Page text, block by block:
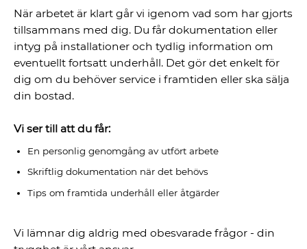
När arbetet är klart går vi igenom vad som har gjorts
tillsammans med dig. Du får dokumentation eller
intyg på installationer och tydlig information om
eventuellt fortsatt underhåll. Det gör det enkelt för
dig om du behöver service i framtiden eller ska sälja
din bostad.
Vi ser till att du får:
En personlig genomgång av utfört arbete
Skriftlig dokumentation när det behövs
Tips om framtida underhåll eller åtgärder
Vi lämnar dig aldrig med obesvarade frågor - din